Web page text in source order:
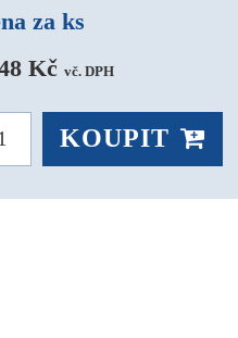
za ks
Kč vč. DPH
KOUPIT